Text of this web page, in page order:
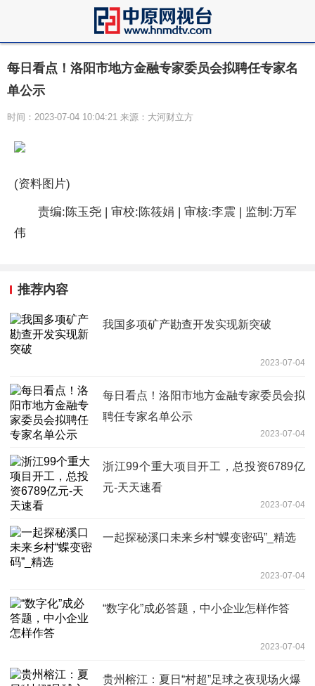
每日看点！洛阳市地方金融专家委员会拟聘任专家名
单公示
时间：2023-07-04 10:04:21 来源：大河财立方
(资料图片)
责编:陈玉尧 | 审校:陈筱娟 | 审核:李震 | 监制:万军
伟
推荐内容
我国多项矿产勘查开发实现新突破
2023-07-04
每日看点！洛阳市地方金融专家委员会拟
聘任专家名单公示
2023-07-04
浙江99个重大项目开工，总投资6789亿
元-天天速看
2023-07-04
一起探秘溪口未来乡村“蝶变密码”_精选
2023-07-04
“数字化”成必答题，中小企业怎样作答
2023-07-04
贵州榕江：夏日“村超”足球之夜现场火爆